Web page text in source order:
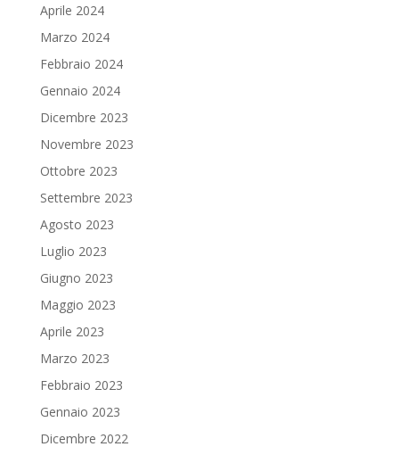
Aprile 2024
Marzo 2024
Febbraio 2024
Gennaio 2024
Dicembre 2023
Novembre 2023
Ottobre 2023
Settembre 2023
Agosto 2023
Luglio 2023
Giugno 2023
Maggio 2023
Aprile 2023
Marzo 2023
Febbraio 2023
Gennaio 2023
Dicembre 2022